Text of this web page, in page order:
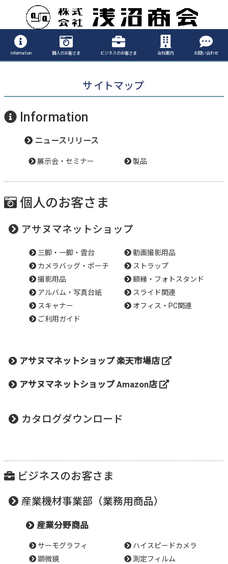
information 個人のお客さま ビジネスのお客さま 会社案内 お問い合わせ
サイトマップ
Information
ニュースリリース
展示会・セミナー 製品
個人のお客さま
アサヌマネットショップ
三脚・一脚・雲台
動画撮影用品
カメラバッグ・ポーチ
ストラップ
撮影用品
額縁・フォトスタンド
アルバム・写真台紙
スライド関連
スキャナー
オフィス・PC関連
ご利用ガイド
アサヌマネットショップ 楽天市場店
アサヌマネットショップ Amazon店
カタログダウンロード
ビジネスのお客さま
産業機材事業部（業務用商品）
産業分野商品
サーモグラフィ
ハイスピードカメラ
顕微鏡
測定フィルム